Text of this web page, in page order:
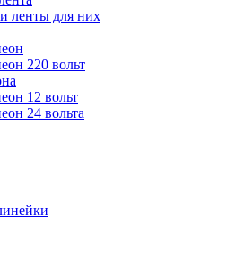
ленты для них
220 вольт
12 вольт
24 вольта